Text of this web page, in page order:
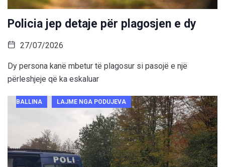
Policia jep detaje për plagosjen e dy
27/07/2026
Dy persona kanë mbetur të plagosur si pasojë e një
përleshjeje që ka eskaluar
BALLINA LAJME NGA PODUJEVA